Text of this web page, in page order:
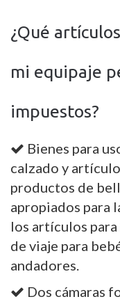
¿Qué
mi equipaje
impuestos?
Bienes para
calzado y
productos de
apropiados para
los artículos
de viaje para
andadores.
Dos cámaras